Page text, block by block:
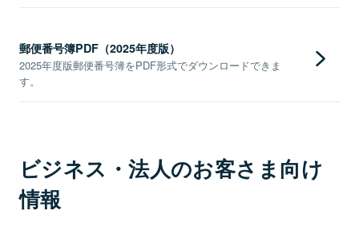
郵便番号簿PDF（2025年度版）
2025年度版郵便番号簿をPDF形式でダウンロードできま
す。
ビジネス・法人のお客さま向け
情報